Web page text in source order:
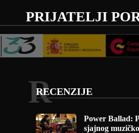
PRIJATELJI
RECENZIJE
R
Power Ballad:
sjajnog